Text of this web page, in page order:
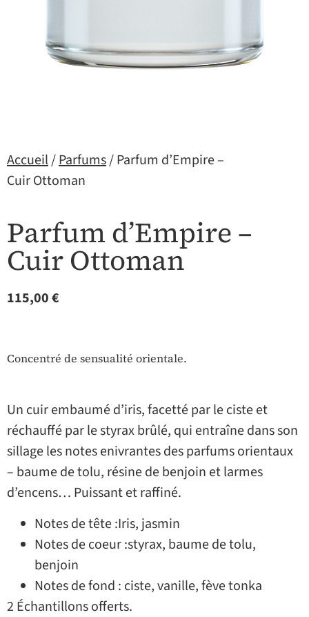
Accueil/Parfums/ Parfum d’Empire –
Cuir Ottoman
Parfum d’Empire –
Cuir Ottoman
115,00€
Concentré de sensualité orientale.
Un cuir embaumé d’iris, facetté par le ciste et
réchauffé par le styrax brûlé, qui entraîne dans son
sillage les notes enivrantes des parfums orientaux
– baume de tolu, résine de benjoin et larmes
d’encens… Puissant et raffiné.
Notes de tête :Iris, jasmin
Notes de coeur :styrax, baume de tolu,
benjoin
Notes de fond : ciste, vanille, fève tonka
2 Échantillons offerts.